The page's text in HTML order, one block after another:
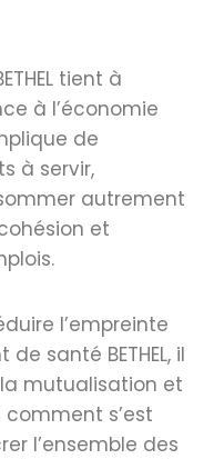
tient à
à l’économie
de
à servir,
autrement
et
l’empreinte
santé BETHEL, il
mutualisation et
comment s’est
l’ensemble des